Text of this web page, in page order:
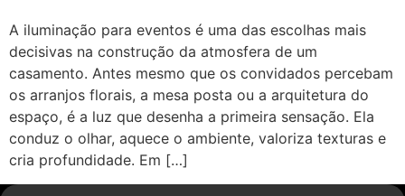
A iluminação para eventos é uma das escolhas mais
decisivas na construção da atmosfera de um
casamento. Antes mesmo que os convidados percebam
os arranjos florais, a mesa posta ou a arquitetura do
espaço, é a luz que desenha a primeira sensação. Ela
conduz o olhar, aquece o ambiente, valoriza texturas e
cria profundidade. Em […]